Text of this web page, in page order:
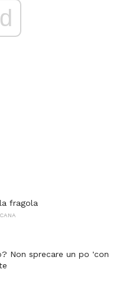
fragola
Non sprecare un po 'con